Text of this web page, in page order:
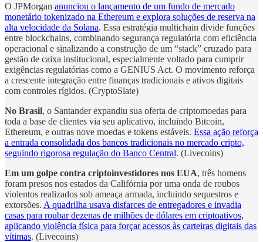
O JPMorgan anunciou o lançamento de um fundo de mercado
monetário tokenizado na Ethereum e explora soluções de reserva na
alta velocidade da Solana. Essa estratégia multichain divide funções
entre blockchains, combinando segurança regulatória com eficiência
operacional e sinalizando a construção de um “stack” cruzado para
gestão de caixa institucional, especialmente voltado para cumprir
exigências regulatórias como a GENIUS Act. O movimento reforça
a crescente integração entre finanças tradicionais e ativos digitais
com controles rígidos. (CryptoSlate)
No Brasil, o Santander expandiu sua oferta de criptomoedas para
toda a base de clientes via seu aplicativo, incluindo Bitcoin,
Ethereum, e outras nove moedas e tokens estáveis. Essa ação reforça
a entrada consolidada dos bancos tradicionais no mercado cripto,
seguindo rigorosa regulação do Banco Central. (Livecoins)
Em um golpe contra criptoinvestidores nos EUA, três homens
foram presos nos estados da Califórnia por uma onda de roubos
violentos realizados sob ameaça armada, incluindo sequestros e
extorsões. A quadrilha usava disfarces de entregadores e invadia
casas para roubar dezenas de milhões de dólares em criptoativos,
aplicando violência física para forçar acessos às carteiras digitais das
vítimas. (Livecoins)